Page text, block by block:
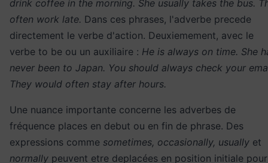
drink coffee in the morning. She usually takes the bus.
often work late. Dans ces phrases, l'adverbe precede
directement le verbe d'action. Deuxiemement, avec le
verbe to be ou un auxiliaire : He is always on time. She
never been to Japan. You should always check your
They would often stay after hours.
Une nuance importante concerne les adverbes de
fréquence places en debut ou en fin de phrase. Des
expressions comme sometimes, occasionally, usually et
normally peuvent etre deplacées en position initiale pour